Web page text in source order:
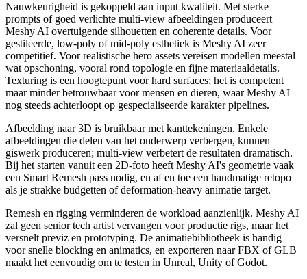
Nauwkeurigheid is gekoppeld aan input kwaliteit. Met sterke
prompts of goed verlichte multi-view afbeeldingen produceert
Meshy AI overtuigende silhouetten en coherente details. Voor
gestileerde, low-poly of mid-poly esthetiek is Meshy AI zeer
competitief. Voor realistische hero assets vereisen modellen meestal
wat opschoning, vooral rond topologie en fijne materiaaldetails.
Texturing is een hoogtepunt voor hard surfaces; het is competent
maar minder betrouwbaar voor mensen en dieren, waar Meshy AI
nog steeds achterloopt op gespecialiseerde karakter pipelines.
Afbeelding naar 3D is bruikbaar met kanttekeningen. Enkele
afbeeldingen die delen van het onderwerp verbergen, kunnen
giswerk produceren; multi-view verbetert de resultaten dramatisch.
Bij het starten vanuit een 2D-foto heeft Meshy AI's geometrie vaak
een Smart Remesh pass nodig, en af en toe een handmatige retopo
als je strakke budgetten of deformation-heavy animatie target.
Remesh en rigging verminderen de workload aanzienlijk. Meshy AI
zal geen senior tech artist vervangen voor productie rigs, maar het
versnelt previz en prototyping. De animatiebibliotheek is handig
voor snelle blocking en animatics, en exporteren naar FBX of GLB
maakt het eenvoudig om te testen in Unreal, Unity of Godot.